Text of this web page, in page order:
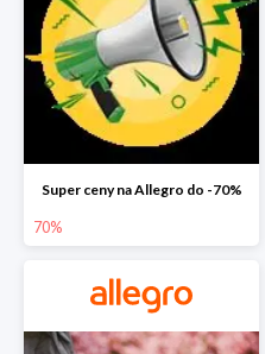
Super ceny na Allegro do -70%
70%